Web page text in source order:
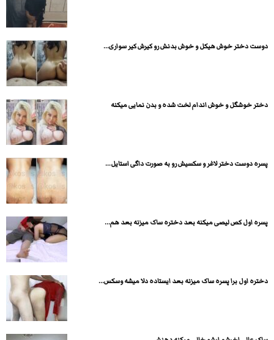
دوست دختر خوش هیکل و خوش بدنش رو کیرش کیر سواری...
دختر خوشگل و خوش اندام لخت شده و بدن نمایی میکنه
پسره دوست دختر لاغر و سکسیش رو به صورت داگی استایل...
پسره اول کص لیصی میکنه بعد دختره ساک میزنه بعد هم...
دختره اول برا پسره ساک میزنه بعد ایستاده دلا میشه وسکس...